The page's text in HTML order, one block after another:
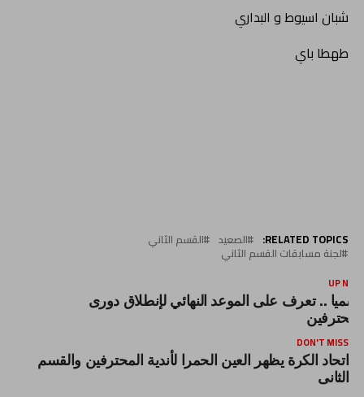
شبان اسيوط و البداري
طهطا باي
RELATED TOPICS: الصعيد القسم الثاني
لجنة مسابقات القسم الثاني
UP
.. تعرف على الموعد النهائي لإنطلاق دورى
DON'T MISS
اتحاد الكرة يظهر العين الحمرا لأندية المحترفين والقسم
الثانى